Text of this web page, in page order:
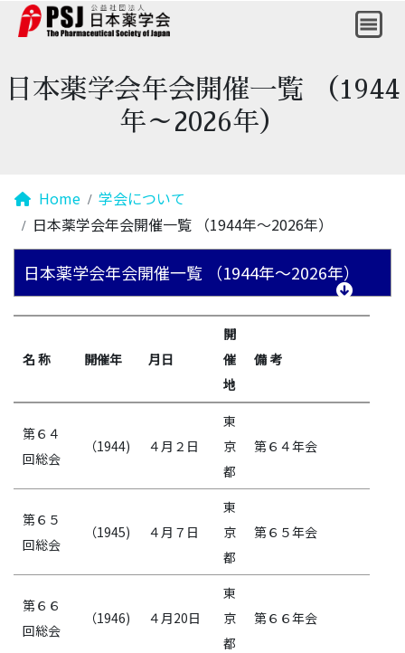
日本薬学会年会開催一覧 （1944
年～2026年）
Home
学会について
日本薬学会年会開催一覧 （1944年～2026年）
日本薬学会年会開催一覧 （1944年～2026年）
名 称 開催年 月日
開
催
地
備 考
第６４
回総会
（1944) ４月２日
東
京
都
第６４年会
第６５
回総会
（1945) ４月７日
東
京
都
第６５年会
第６６
回総会
（1946) ４月20日
東
京
都
第６６年会